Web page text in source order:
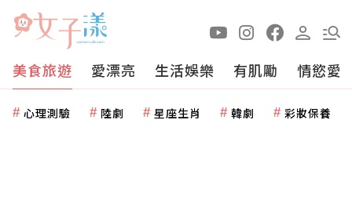
美食旅遊 愛漂亮 生活娛樂 有肌勵 情慾愛
心理測驗 陸劇 星座生肖 韓劇 彩妝保養